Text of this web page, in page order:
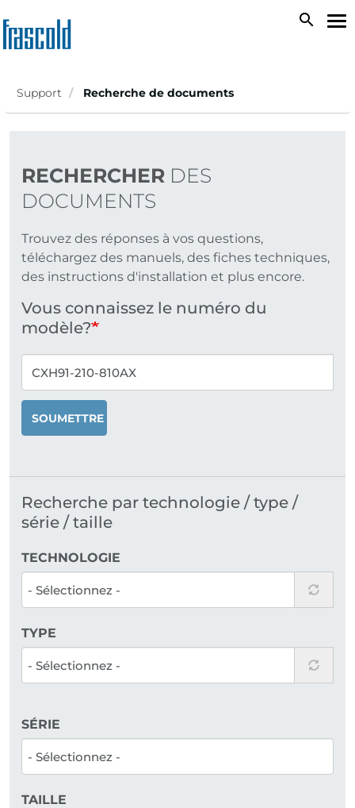
au
contenu
search
Support Recherche de documents
RECHERCHER DES
DOCUMENTS
Trouvez des réponses à vos questions,
téléchargez des manuels, des fiches techniques,
des instructions d'installation et plus encore.
Vous connaissez le numéro du
modèle?
SOUMETTRE
Recherche par technologie / type /
série / taille
TECHNOLOGIE
TYPE
SÉRIE
TAILLE